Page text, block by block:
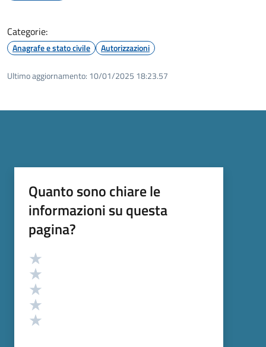
Categorie:
Anagrafe e stato civile Autorizzazioni
Ultimo aggiornamento: 10/01/2025 18:23.57
Quanto sono chiare le
informazioni su questa
pagina?
Valutazione